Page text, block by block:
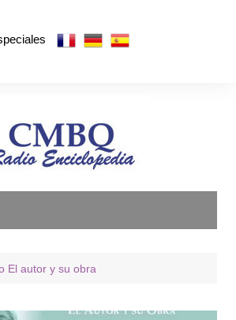
El autor y su obra